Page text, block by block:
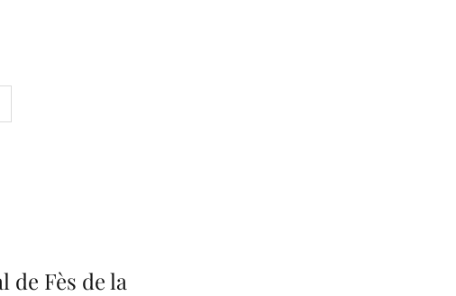
de Fès de la